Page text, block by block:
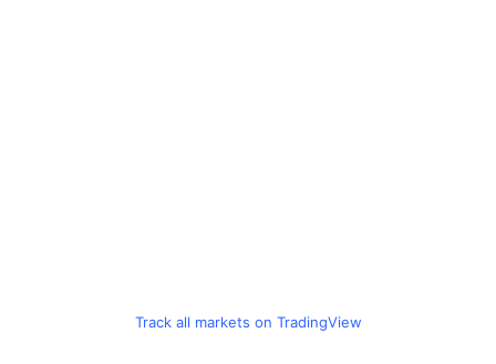
Track all markets on TradingView